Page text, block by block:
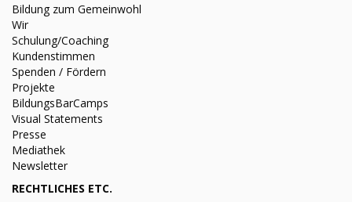
Bildung zum Gemeinwohl
Wir
Schulung/Coaching
Kundenstimmen
Spenden / Fördern
Projekte
BildungsBarCamps
Visual Statements
Presse
Mediathek
Newsletter
RECHTLICHES ETC.